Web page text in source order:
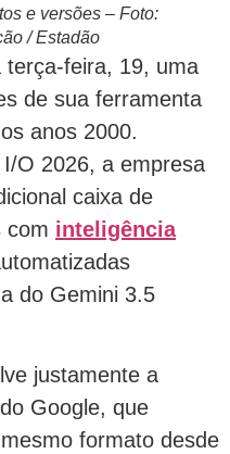
e versões – Foto:
/ Estadão
terça-feira, 19, uma
de sua ferramenta
anos 2000.
O 2026, a empresa
caixa de
com inteligência
do Gemini 3.5
justamente a
Google, que
formato desde